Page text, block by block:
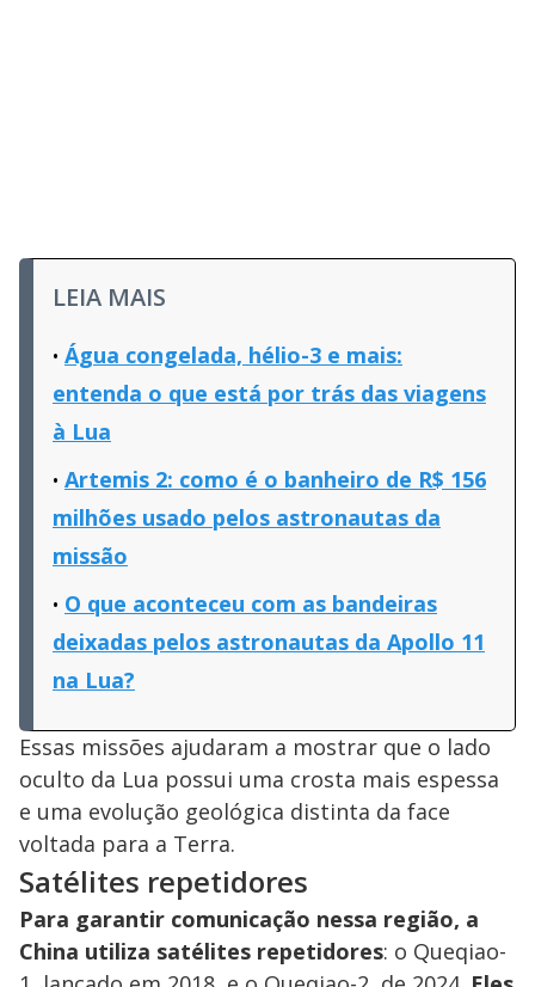
LEIA MAIS
Água congelada, hélio-3 e mais:
entenda o que está por trás das viagens
à Lua
Artemis 2: como é o banheiro de R$ 156
milhões usado pelos astronautas da
missão
O que aconteceu com as bandeiras
deixadas pelos astronautas da Apollo 11
na Lua?
Essas missões ajudaram a mostrar que o lado
oculto da Lua possui uma crosta mais espessa
e uma evolução geológica distinta da face
voltada para a Terra.
Satélites repetidores
Para garantir comunicação nessa região, a
China utiliza satélites repetidores: o Queqiao-